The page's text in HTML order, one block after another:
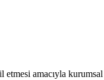
amacıyla